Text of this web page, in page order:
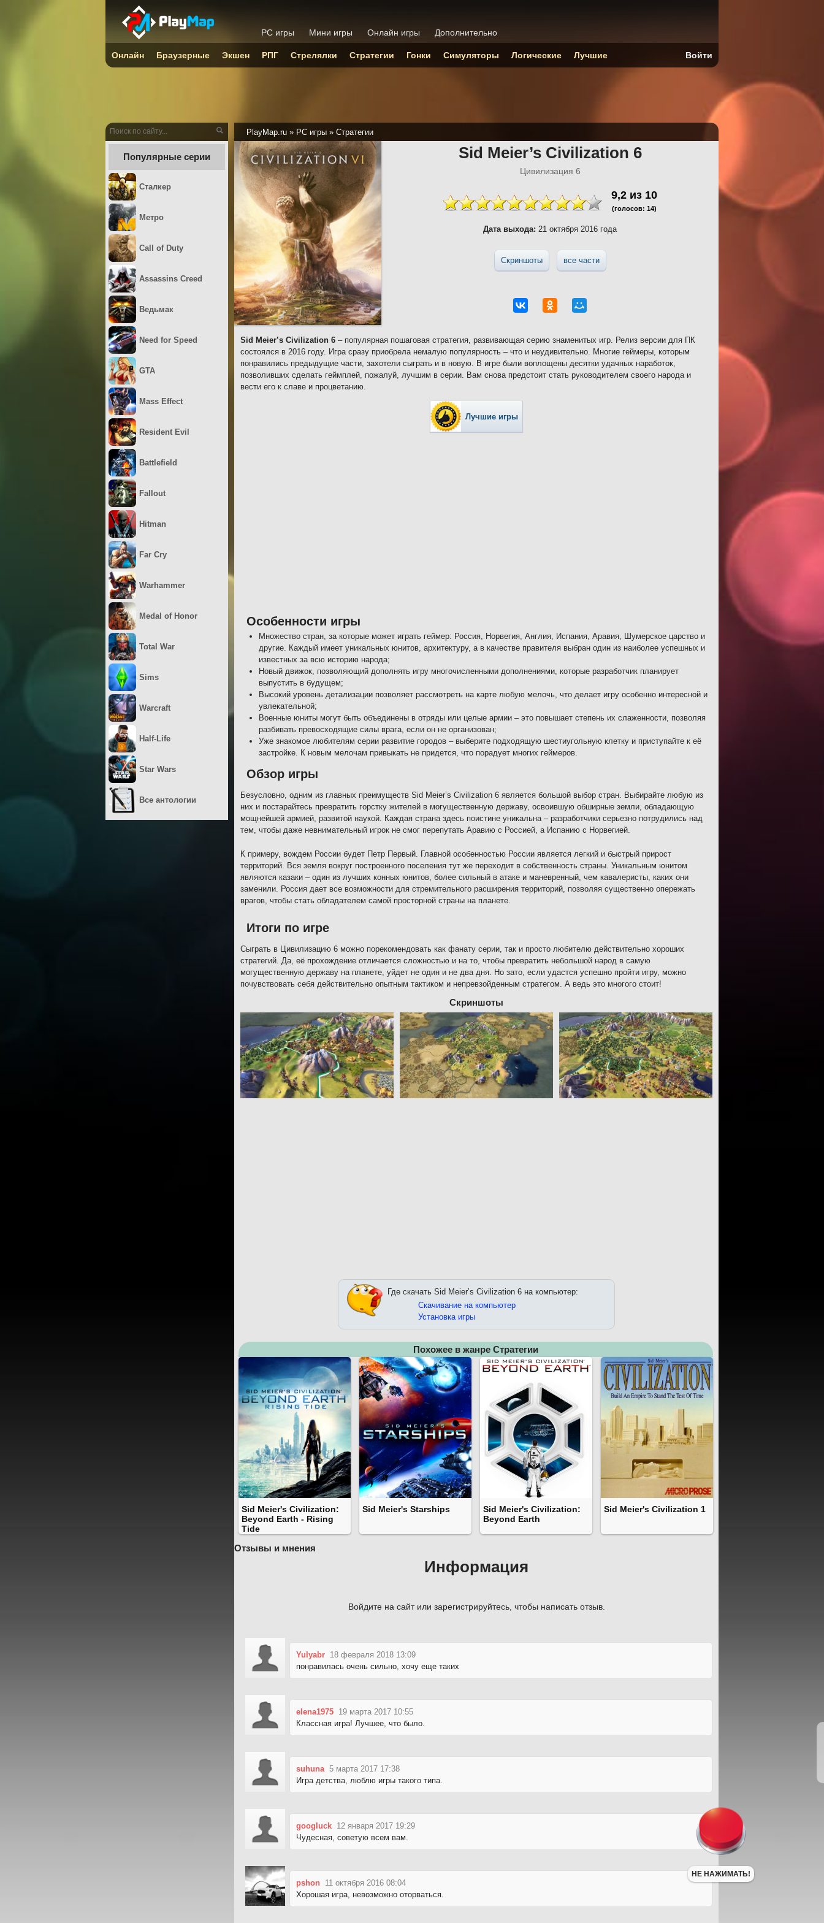
PlayMap.ru » PC игры » Стратегии
Sid Meier’s Civilization 6
Цивилизация 6
9,2 из 10
(голосов: 14)
Дата выхода: 21 октября 2016 года
Скриншоты все части
Sid Meier’s Civilization 6 – популярная пошаговая стратегия, развивающая серию знаменитых игр. Релиз версии для ПК
состоялся в 2016 году. Игра сразу приобрела немалую популярность – что и неудивительно. Многие геймеры, которым
понравились предыдущие части, захотели сыграть и в новую. В игре были воплощены десятки удачных наработок,
позволивших сделать геймплей, пожалуй, лучшим в серии. Вам снова предстоит стать руководителем своего народа и
вести его к славе и процветанию.
Лучшие игры
Особенности игры
Множество стран, за которые может играть геймер: Россия, Норвегия, Англия, Испания, Аравия, Шумерское царство и
другие. Каждый имеет уникальных юнитов, архитектуру, а в качестве правителя выбран один из наиболее успешных и
известных за всю историю народа;
Новый движок, позволяющий дополнять игру многочисленными дополнениями, которые разработчик планирует
выпустить в будущем;
Высокий уровень детализации позволяет рассмотреть на карте любую мелочь, что делает игру особенно интересной и
увлекательной;
Военные юниты могут быть объединены в отряды или целые армии – это повышает степень их слаженности, позволяя
разбивать превосходящие силы врага, если он не организован;
Уже знакомое любителям серии развитие городов – выберите подходящую шестиугольную клетку и приступайте к её
застройке. К новым мелочам привыкать не придется, что порадует многих геймеров.
Обзор игры
Безусловно, одним из главных преимуществ Sid Meier’s Civilization 6 является большой выбор стран. Выбирайте любую из
них и постарайтесь превратить горстку жителей в могущественную державу, освоившую обширные земли, обладающую
мощнейшей армией, развитой наукой. Каждая страна здесь поистине уникальна – разработчики серьезно потрудились над
тем, чтобы даже невнимательный игрок не смог перепутать Аравию с Россией, а Испанию с Норвегией.
К примеру, вождем России будет Петр Первый. Главной особенностью России является легкий и быстрый прирост
территорий. Вся земля вокруг построенного поселения тут же переходит в собственность страны. Уникальным юнитом
являются казаки – один из лучших конных юнитов, более сильный в атаке и маневренный, чем кавалеристы, каких они
заменили. Россия дает все возможности для стремительного расширения территорий, позволяя существенно опережать
врагов, чтобы стать обладателем самой просторной страны на планете.
Итоги по игре
Сыграть в Цивилизацию 6 можно порекомендовать как фанату серии, так и просто любителю действительно хороших
стратегий. Да, её прохождение отличается сложностью и на то, чтобы превратить небольшой народ в самую
могущественную державу на планете, уйдет не один и не два дня. Но зато, если удастся успешно пройти игру, можно
почувствовать себя действительно опытным тактиком и непревзойденным стратегом. А ведь это многого стоит!
Скриншоты
Где скачать Sid Meier’s Civilization 6 на компьютер:
Скачивание на компьютер
Установка игры
Похожее в жанре Стратегии
Sid Meier's Civilization:
Beyond Earth - Rising
Tide
Sid Meier's Starships
Sid Meier's Civilization:
Beyond Earth
Sid Meier's Civilization 1
Отзывы и мнения
Информация
Войдите на сайт или зарегистрируйтесь, чтобы написать отзыв.
Yulyabr 18 февраля 2018 13:09
понравилась очень сильно, хочу еще таких
elena1975 19 марта 2017 10:55
Классная игра! Лучшее, что было.
suhuna 5 марта 2017 17:38
Игра детства, люблю игры такого типа.
googluck 12 января 2017 19:29
Чудесная, советую всем вам.
pshon 11 октября 2016 08:04
Хорошая игра, невозможно оторваться.
Популярные серии
Сталкер
Метро
Call of Duty
Assassins Creed
Ведьмак
Need for Speed
GTA
Mass Effect
Resident Evil
Battlefield
Fallout
Hitman
Far Cry
Warhammer
Medal of Honor
Total War
Sims
Warcraft
Half-Life
Star Wars
Все антологии
PC игры Мини игры Онлайн игры Дополнительно
Онлайн Браузерные Экшен РПГ Стрелялки Стратегии Гонки Симуляторы Логические Лучшие Войти
НЕ НАЖИМАТЬ!